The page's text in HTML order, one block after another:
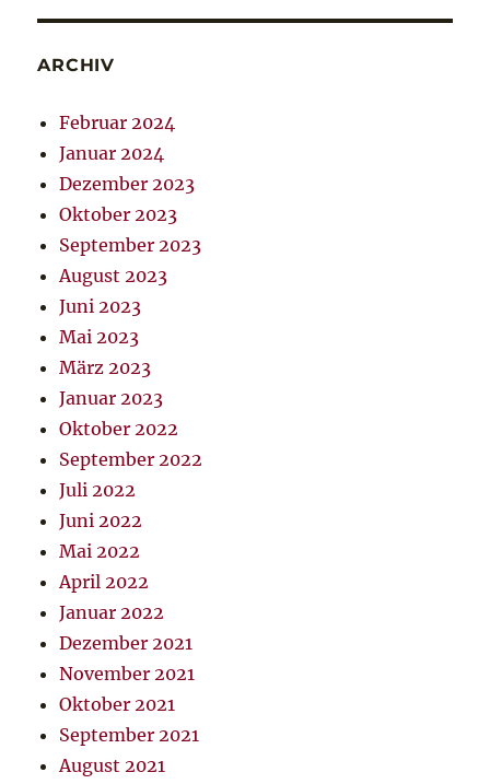
ARCHIV
Februar 2024
Januar 2024
Dezember 2023
Oktober 2023
September 2023
August 2023
Juni 2023
Mai 2023
März 2023
Januar 2023
Oktober 2022
September 2022
Juli 2022
Juni 2022
Mai 2022
April 2022
Januar 2022
Dezember 2021
November 2021
Oktober 2021
September 2021
August 2021